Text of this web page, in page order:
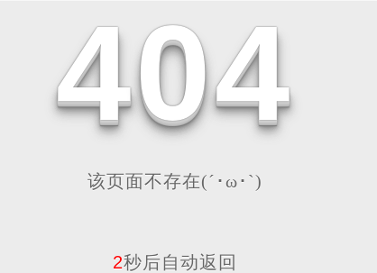
404
该页面不存在(´･ω･`)
2秒后自动返回